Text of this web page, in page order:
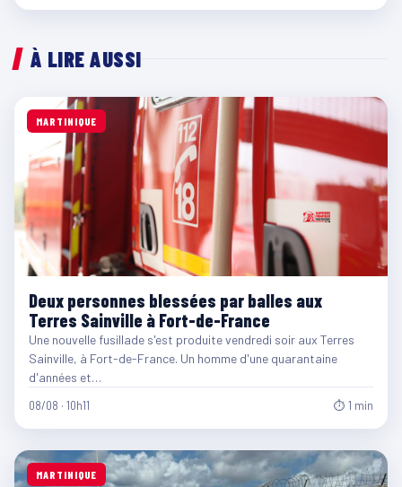
À LIRE AUSSI
MARTINIQUE
Deux personnes blessées par balles aux
Terres Sainville à Fort-de-France
Une nouvelle fusillade s'est produite vendredi soir aux Terres
Sainville, à Fort-de-France. Un homme d'une quarantaine
d'années et…
08/08 · 10h11 ⏱ 1 min
MARTINIQUE